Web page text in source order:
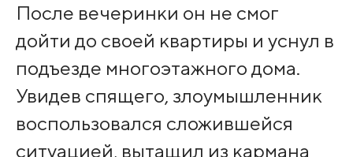
После вечеринки он не смог
дойти до своей квартиры и уснул в
подъезде многоэтажного дома.
Увидев спящего, злоумышленник
воспользовался сложившейся
ситуацией, вытащил из кармана